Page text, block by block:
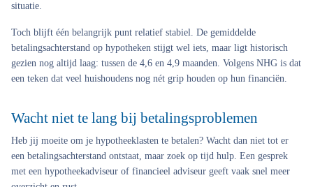
situatie.
Toch blijft één belangrijk punt relatief stabiel. De gemiddelde
betalingsachterstand op hypotheken stijgt wel iets, maar ligt historisch
gezien nog altijd laag: tussen de 4,6 en 4,9 maanden. Volgens NHG is dat
een teken dat veel huishoudens nog nét grip houden op hun financiën.
Wacht niet te lang bij betalingsproblemen
Heb jij moeite om je hypotheeklasten te betalen? Wacht dan niet tot er
een betalingsachterstand ontstaat, maar zoek op tijd hulp. Een gesprek
met een hypotheekadviseur of financieel adviseur geeft vaak snel meer